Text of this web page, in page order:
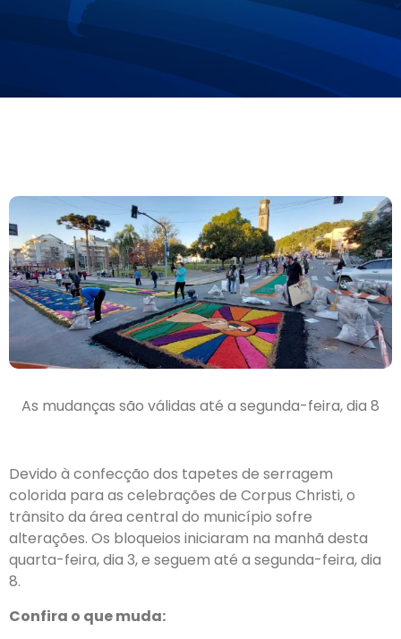
As mudanças são válidas até a segunda-feira, dia 8
Devido à confecção dos tapetes de serragem
colorida para as celebrações de Corpus Christi, o
trânsito da área central do município sofre
alterações. Os bloqueios iniciaram na manhã desta
quarta-feira, dia 3, e seguem até a segunda-feira, dia
8.
Confira o que muda: